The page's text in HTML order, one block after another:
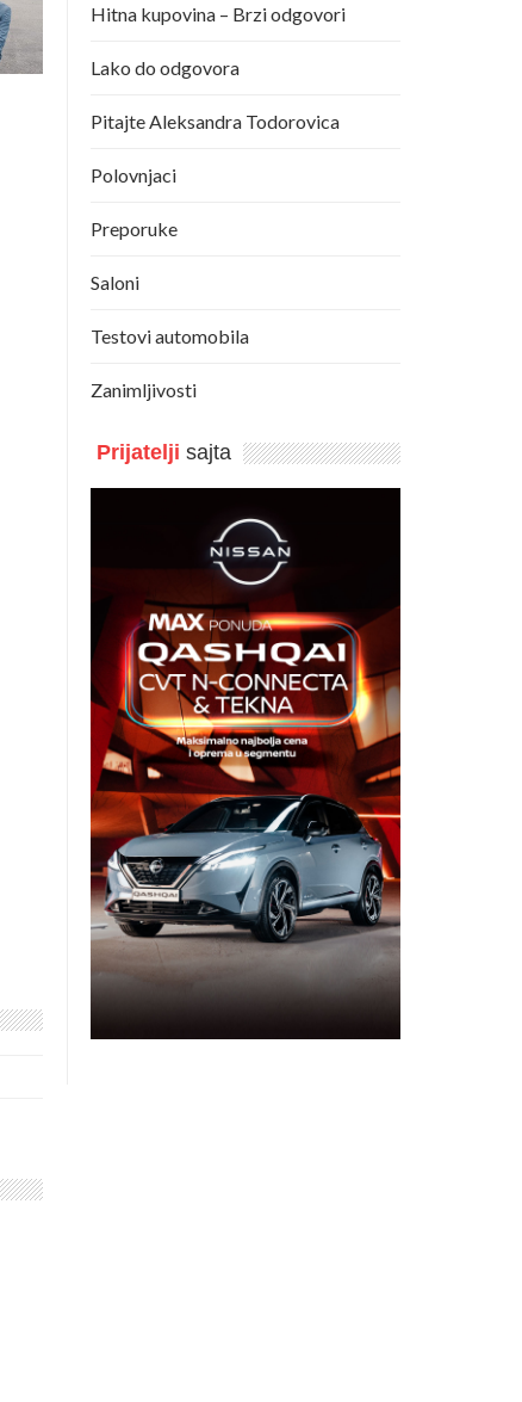
Hitna kupovina – Brzi odgovori
Lako do odgovora
Pitajte Aleksandra Todorovica
Polovnjaci
Preporuke
Saloni
Testovi automobila
Zanimljivosti
Prijatelji sajta